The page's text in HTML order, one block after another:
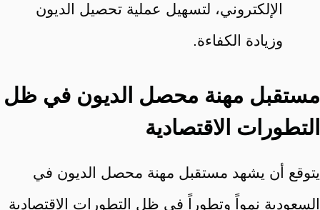
الإلكتروني، لتسهيل عملية تحصيل الديون
وزيادة الكفاءة.
مستقبل مهنة محصل الديون في ظل
التطورات الاقتصادية
يتوقع أن يشهد مستقبل مهنة محصل الديون في
السعودية نمواً وتطوراً في ظل التطورات الاقتصادية